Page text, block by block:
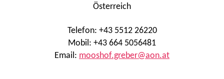
Österreich
Telefon: +43 5512 26220
Mobil: +43 664 5056481
Email: mooshof.greber@aon.at